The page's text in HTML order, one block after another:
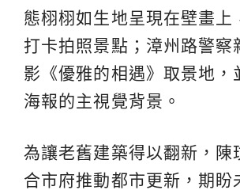
態栩栩如生地呈現在壁畫上
打卡拍照景點；漳州路警察
影《優雅的相遇》取景地，
海報的主視覺背景。
為讓老舊建築得以翻新，陳
合市府推動都市更新，期盼